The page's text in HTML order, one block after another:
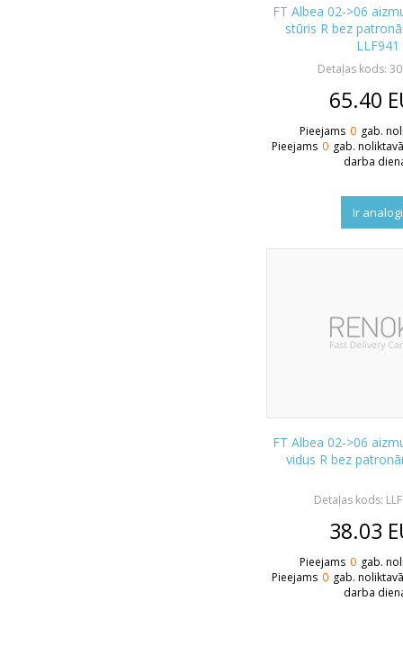
FT Albea 02->06
stūris R bez
LLF941
Detaļas kods:
65.40
Pieejams 0 gab.
Pieejams 0 gab.
darba
Ir analogi
FT Albea 02->06
vidus R bez
Detaļas kods:
38.03
Pieejams 0 gab.
Pieejams 0 gab.
darba